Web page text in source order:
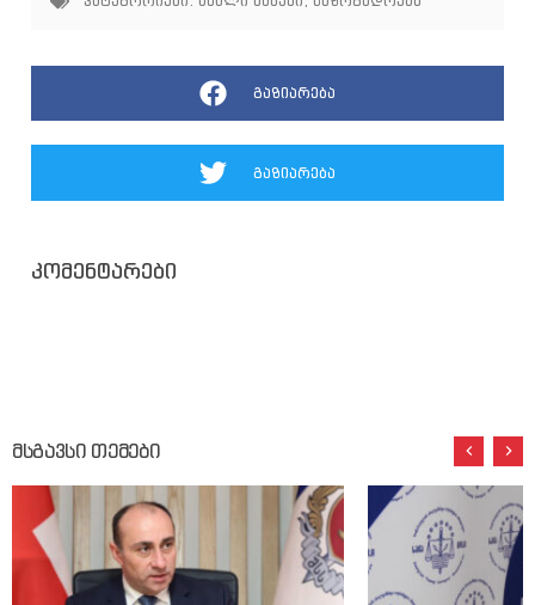
გაზიარება
გაზიარება
კომენტარები
მსგავსი თემები